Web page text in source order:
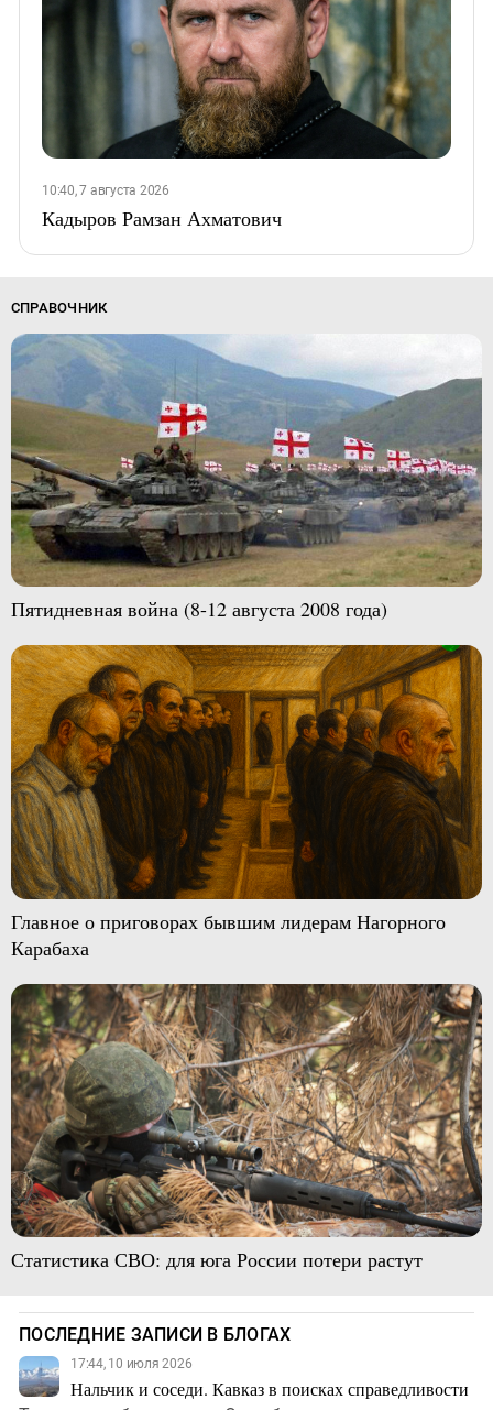
10:40, 7 августа 2026
Кадыров Рамзан Ахматович
СПРАВОЧНИК
Пятидневная война (8-12 августа 2008 года)
Главное о приговорах бывшим лидерам Нагорного
Карабаха
Статистика СВО: для юга России потери растут
ПОСЛЕДНИЕ ЗАПИСИ В БЛОГАХ
17:44, 10 июля 2026
Нальчик и соседи. Кавказ в поисках справедливости